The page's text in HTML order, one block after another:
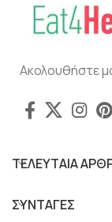
Ακολουθήστε
ΤΕΛΕΥΤΑΙΑ
ΣΥΝΤΑΓΕΣ